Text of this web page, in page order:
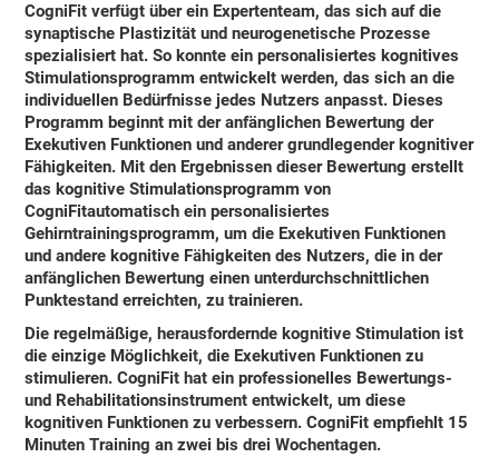
CogniFit verfügt über ein Expertenteam, das sich auf die
synaptische Plastizität und neurogenetische Prozesse
spezialisiert hat. So konnte einpersonalisiertes kognitives
Stimulationsprogramm entwickelt werden, das sich an die
individuellen Bedürfnisse jedes Nutzers anpasst. Dieses
Programm beginnt mit der anfänglichen Bewertung der
Exekutiven Funktionen und anderer grundlegender kognitiver
Fähigkeiten. Mit den Ergebnissen dieser Bewertung erstellt
das kognitive Stimulationsprogramm von
CogniFitautomatisch ein personalisiertes
Gehirntrainingsprogramm, um die Exekutiven Funktionen
und andere kognitive Fähigkeiten des Nutzers, die in der
anfänglichen Bewertung einen unterdurchschnittlichen
Punktestand erreichten, zu trainieren.
Die regelmäßige, herausfordernde kognitive Stimulation ist
die einzige Möglichkeit, die Exekutiven Funktionen zu
stimulieren.CogniFit hat ein professionelles Bewertungs-
und Rehabilitationsinstrument entwickelt, um diese
kognitiven Funktionen zu verbessern.CogniFit empfiehlt 15
Minuten Training an zwei bis drei Wochentagen.